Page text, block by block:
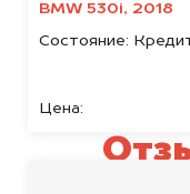
BMW 530i, 2018
Состояние:
Цена: